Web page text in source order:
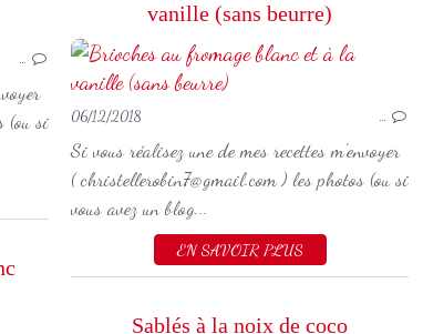
THERMOMIX
…
(ou si
vanille (sans beurre)
06/12/2018 …
Si vous réalisez une de mes recettes m'envoyer
( christellerobin7@gmail.com ) les photos (ou si
vous avez un blog...
EN SAVOIR PLUS
NOËL
Sablés à la noix de coco